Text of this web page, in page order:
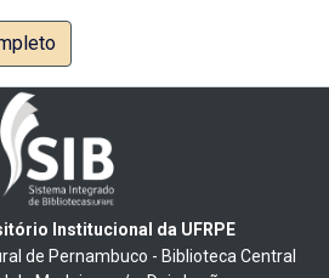
Institucional da UFRPE
de Pernambuco - Biblioteca Central